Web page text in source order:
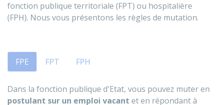
fonction publique territoriale (FPT) ou hospitalière
(FPH). Nous vous présentons les règles de mutation.
FPE FPT FPH
Dans la fonction publique d'Etat, vous pouvez muter en
postulant sur un emploi vacant et en répondant à